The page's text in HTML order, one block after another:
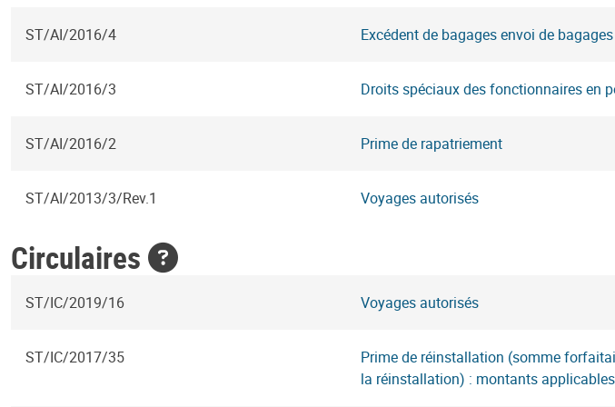
ST/AI/2016/4 Excédent de bagages envoi de
ST/AI/2016/3 Droits spéciaux des fonctionnaires en
ST/AI/2016/2 Prime de rapatriement
ST/AI/2013/3/Rev.1 Voyages autorisés
Circulaires
ST/IC/2019/16 Voyages autorisés
ST/IC/2017/35
Prime de réinstallation (somme
la réinstallation) : montants applicables